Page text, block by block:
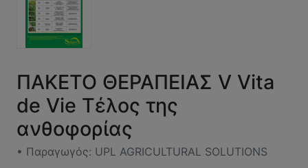
ΠΑΚΕΤΟ ΘΕΡΑΠΕΙΑΣ V Vita
de Vie Τέλος της
ανθοφορίας
• Παραγωγός: UPL AGRICULTURAL SOLUTIONS